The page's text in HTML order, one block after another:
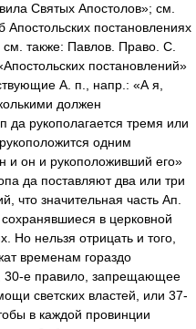
Святых Апостолов»; см.
постановлениях
также: Павлов. Право. С.
постановлений»
А. п., напр.: «А я,
должен
да рукополагается тремя или
одним
и он и рукоположивший его»
да поставляют два или три
что значительная часть Ап.
в церковной
Но нельзя отрицать и того,
временам гораздо
30-е правило, запрещающее
светских властей, или 37-
в каждой провинции